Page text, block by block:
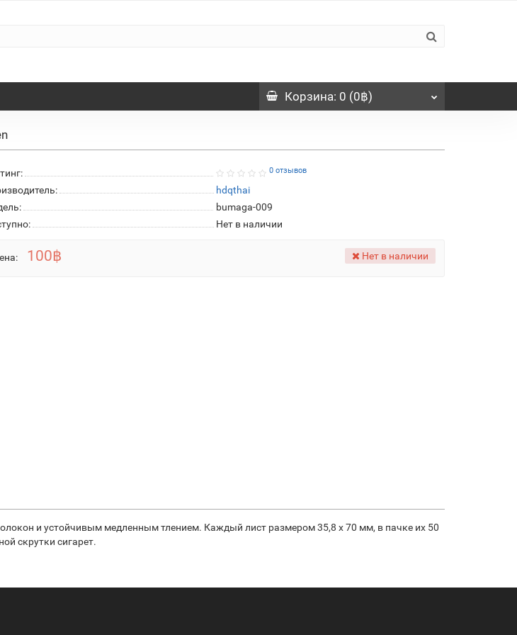
Корзина: 0 (0฿)
0 отзывов
hdqthai
bumaga-009
Нет в наличии
100฿ Нет в наличии
и устойчивым медленным тлением. Каждый лист размером 35,8 x 70 мм, в пачке их 50
скрутки сигарет.